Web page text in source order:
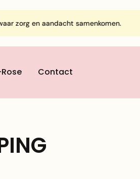
zorg en aandacht samenkomen.
Contact